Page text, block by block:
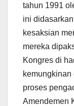
tahun 1991
ini
kesaksian
mereka
Kongres di
proses
Amendemen